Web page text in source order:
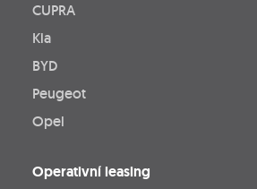
CUPRA
Kia
BYD
Peugeot
Opel
Operativní leasing